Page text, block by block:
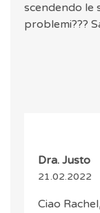
scendendo le
problemi???
Dra. Justo
21.02.2022
Ciao